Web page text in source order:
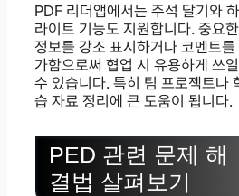
PDF 리더앱에서는 주석 달기와
라이트 기능도 지원합니다. 중요한
정보를 강조 표시하거나 코멘트를
가함으로써 협업 시 유용하게 쓰일
수 있습니다. 특히 팀 프로젝트나
습 자료 정리에 큰 도움이 됩니다.
PED 관련 문제 해
결법 살펴보기